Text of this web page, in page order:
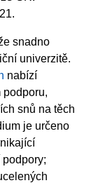
snadno
univerzitě.
nabízí
podporu,
snů na těch
je určeno